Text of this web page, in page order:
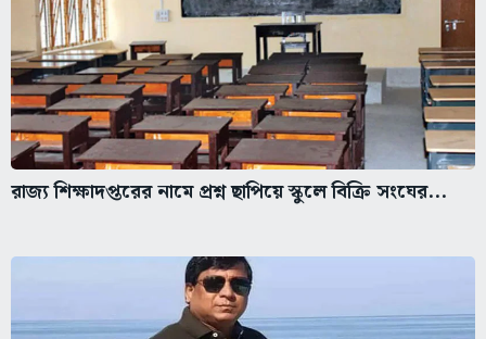
রাজ্য শিক্ষাদপ্তরের নামে প্রশ্ন ছাপিয়ে স্কুলে বিক্রি সংঘের...